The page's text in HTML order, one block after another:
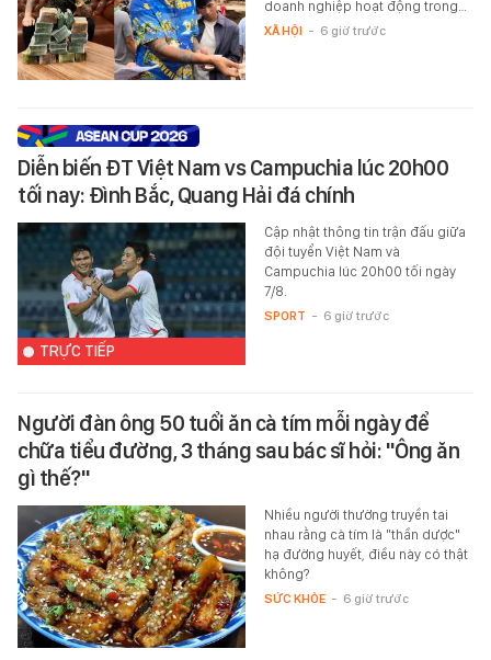
doanh nghiệp hoạt động trong…
XÃ HỘI - 6 giờ trước
Diễn biến ĐT Việt Nam vs Campuchia lúc 20h00
tối nay: Đình Bắc, Quang Hải đá chính
TRỰC TIẾP
Cập nhật thông tin trận đấu giữa
đội tuyển Việt Nam và
Campuchia lúc 20h00 tối ngày
7/8.
SPORT - 6 giờ trước
Người đàn ông 50 tuổi ăn cà tím mỗi ngày để
chữa tiểu đường, 3 tháng sau bác sĩ hỏi: "Ông ăn
gì thế?"
Nhiều người thường truyền tai
nhau rằng cà tím là "thần dược"
hạ đường huyết, điều này có thật
không?
SỨC KHỎE - 6 giờ trước